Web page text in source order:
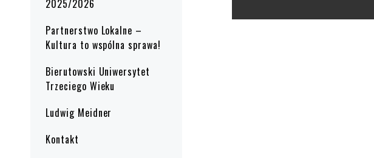
2025/2026
Partnerstwo Lokalne –
Kultura to wspólna sprawa!
Bierutowski Uniwersytet
Trzeciego Wieku
Ludwig Meidner
Kontakt